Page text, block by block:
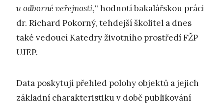
u odborné veřejnosti,“ hodnotí bakalářskou práci
dr. Richard Pokorný, tehdejší školitel a dnes
také vedoucí Katedry životního prostředí FŽP
UJEP.
Data poskytují přehled polohy objektů a jejich
základní charakteristiku v době publikování